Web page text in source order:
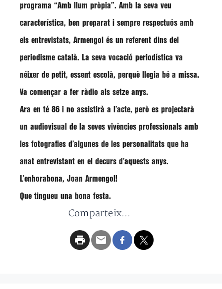
programa “Amb llum pròpia”. Amb la seva veu
característica, ben preparat i sempre respectuós amb
els entrevistats, Armengol és un referent dins del
periodisme català. La seva vocació periodística va
néixer de petit, essent escolà, perquè llegia bé a missa.
Va començar a fer ràdio als setze anys.
Ara en té 86 i no assistirà a l’acte, però es projectarà
un audiovisual de la seves vivències professionals amb
les fotografies d’algunes de les personalitats que ha
anat entrevistant en el decurs d’aquests anys.
L’enhorabona, Joan Armengol!
Que tingueu una bona festa.
Comparteix...